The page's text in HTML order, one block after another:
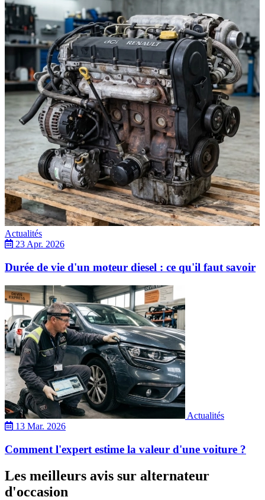
Actualités
23 Apr. 2026
Durée de vie d'un moteur diesel : ce qu'il faut savoir
Actualités
13 Mar. 2026
Comment l'expert estime la valeur d'une voiture ?
Les meilleurs avis sur alternateur
d'occasion